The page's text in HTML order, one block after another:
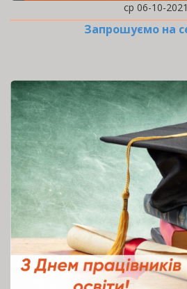
ср 06-10-2021
Запрошуємо на